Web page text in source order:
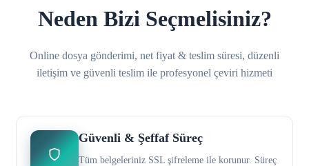
Neden Bizi Seçmelisiniz?
Online dosya gönderimi, net fiyat & teslim süresi, düzenli
iletişim ve güvenli teslim ile profesyonel çeviri hizmeti
Güvenli & Şeffaf Süreç
Tüm belgeleriniz SSL şifreleme ile korunur. Süreç